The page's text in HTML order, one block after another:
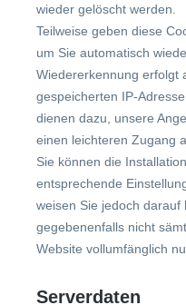
wieder gelöscht werden.
Teilweise geben diese
um Sie automatisch
Wiedererkennung erfolgt
gespeicherten IP-
dienen dazu, unsere
einen leichteren Zugang
Sie können die
entsprechende
weisen Sie jedoch
gegebenenfalls nicht
Website vollumfänglich
Serverdaten